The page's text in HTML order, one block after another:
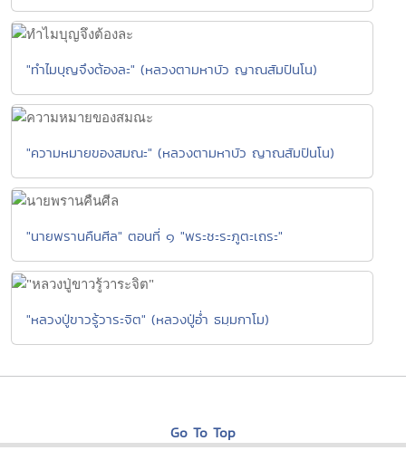
"ทำไมบุญจึงต้องละ" (หลวงตามหาบัว ญาณสัมปันโน)
"ความหมายของสมณะ" (หลวงตามหาบัว ญาณสัมปันโน)
"นายพรานคืนศีล" ตอนที่ ๑ "พระชะระภูตะเถระ"
"หลวงปู่ขาวรู้วาระจิต" (หลวงปู่อ่ำ ธมฺมกาโม)
Go To Top